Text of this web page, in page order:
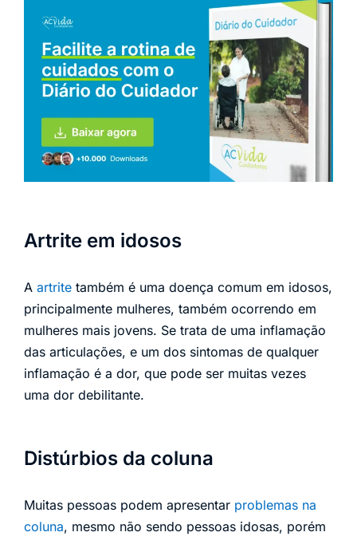
Artrite em idosos
A artrite também é uma doença comum em idosos,
principalmente mulheres, também ocorrendo em
mulheres mais jovens. Se trata de uma inflamação
das articulações, e um dos sintomas de qualquer
inflamação é a dor, que pode ser muitas vezes
uma dor debilitante.
Distúrbios da coluna
Muitas pessoas podem apresentar problemas na
coluna, mesmo não sendo pessoas idosas, porém